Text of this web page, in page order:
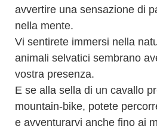
avvertire una sensazione di
nella mente.
Vi sentirete immersi nella
animali selvatici sembrano
vostra presenza.
E se alla sella di un cavallo
mountain-bike, potete
e avventurarvi anche fino ai